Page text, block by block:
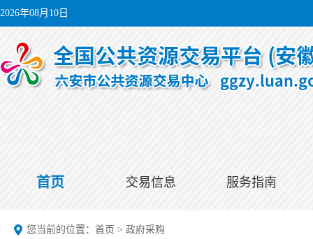
2026年08月10日
首页 交易信息 服务指南
您当前的位置： 首页 > 政府采购